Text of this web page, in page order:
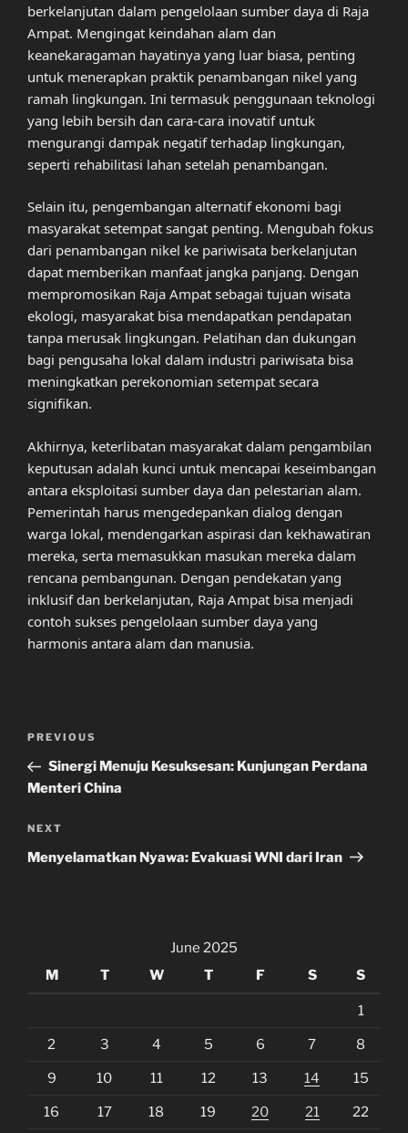
berkelanjutan dalam pengelolaan sumber daya di Raja
Ampat. Mengingat keindahan alam dan
keanekaragaman hayatinya yang luar biasa, penting
untuk menerapkan praktik penambangan nikel yang
ramah lingkungan. Ini termasuk penggunaan teknologi
yang lebih bersih dan cara-cara inovatif untuk
mengurangi dampak negatif terhadap lingkungan,
seperti rehabilitasi lahan setelah penambangan.
Selain itu, pengembangan alternatif ekonomi bagi
masyarakat setempat sangat penting. Mengubah fokus
dari penambangan nikel ke pariwisata berkelanjutan
dapat memberikan manfaat jangka panjang. Dengan
mempromosikan Raja Ampat sebagai tujuan wisata
ekologi, masyarakat bisa mendapatkan pendapatan
tanpa merusak lingkungan. Pelatihan dan dukungan
bagi pengusaha lokal dalam industri pariwisata bisa
meningkatkan perekonomian setempat secara
signifikan.
Akhirnya, keterlibatan masyarakat dalam pengambilan
keputusan adalah kunci untuk mencapai keseimbangan
antara eksploitasi sumber daya dan pelestarian alam.
Pemerintah harus mengedepankan dialog dengan
warga lokal, mendengarkan aspirasi dan kekhawatiran
mereka, serta memasukkan masukan mereka dalam
rencana pembangunan. Dengan pendekatan yang
inklusif dan berkelanjutan, Raja Ampat bisa menjadi
contoh sukses pengelolaan sumber daya yang
harmonis antara alam dan manusia.
Previous
Post
PREVIOUS
Sinergi Menuju Kesuksesan: Kunjungan Perdana
Menteri China
Next
Post
NEXT
Menyelamatkan Nyawa: Evakuasi WNI dari Iran
June 2025
M
T W T F S S
1
2 3 4 5 6 7 8
9 10 11 12 13 14 15
16 17 18 19 20 21 22